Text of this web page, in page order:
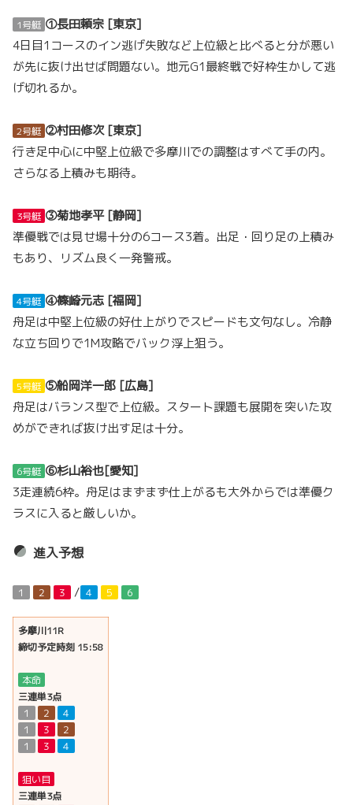
1号艇 ①長田頼宗 [東京]
4日目1コースのイン逃げ失敗など上位級と比べると分が悪い
が先に抜け出せば問題ない。地元G1最終戦で好枠生かして逃
げ切れるか。
2号艇 ②村田修次 [東京]
行き足中心に中堅上位級で多摩川での調整はすべて手の内。
さらなる上積みも期待。
3号艇 ③菊地孝平 [静岡]
準優戦では見せ場十分の6コース3着。出足・回り足の上積み
もあり、リズム良く一発警戒。
4号艇 ④篠崎元志 [福岡]
舟足は中堅上位級の好仕上がりでスピードも文句なし。冷静
な立ち回りで1M攻略でバック浮上狙う。
5号艇 ⑤船岡洋一郎 [広島]
舟足はバランス型で上位級。スタート課題も展開を突いた攻
めができれば抜け出す足は十分。
6号艇 ⑥杉山裕也[愛知]
3走連続6枠。舟足はまずまず仕上がるも大外からでは準優ク
ラスに入ると厳しいか。
進入予想
１ ２ ３ / ４ ５ ６
多摩川11R
締切予定時刻 15:58
本命
三連単3点
１
２
４
１
３
２
１
３ ４
狙い目
三連単3点